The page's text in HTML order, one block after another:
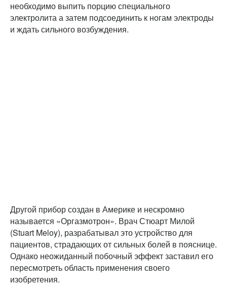
необходимо выпить порцию специального
электролита а затем подсоединить к ногам электроды
и ждать сильного возбуждения.
Другой прибор создан в Америке и нескромно
называется «Оргазмотрон». Врач Стюарт Милой
(Stuart Meloy), разрабатывал это устройство для
пациентов, страдающих от сильных болей в пояснице.
Однако неожиданный побочный эффект заставил его
пересмотреть область применения своего
изобретения.